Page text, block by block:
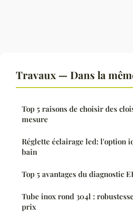
Travaux — Dans la
Top 5 raisons de choisir des
mesure
Réglette éclairage led: l'option
bain
Top 5 avantages du diagnostic
Tube inox rond 304l :
prix